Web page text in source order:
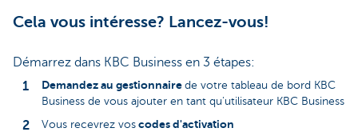
Cela vous intéresse? Lancez-vous!
Démarrez dans KBC Business en 3 étapes:
Demandez au gestionnaire de votre tableau de bord KBC
Business de vous ajouter en tant qu'utilisateur KBC Business
Vous recevrez vos codes d'activation